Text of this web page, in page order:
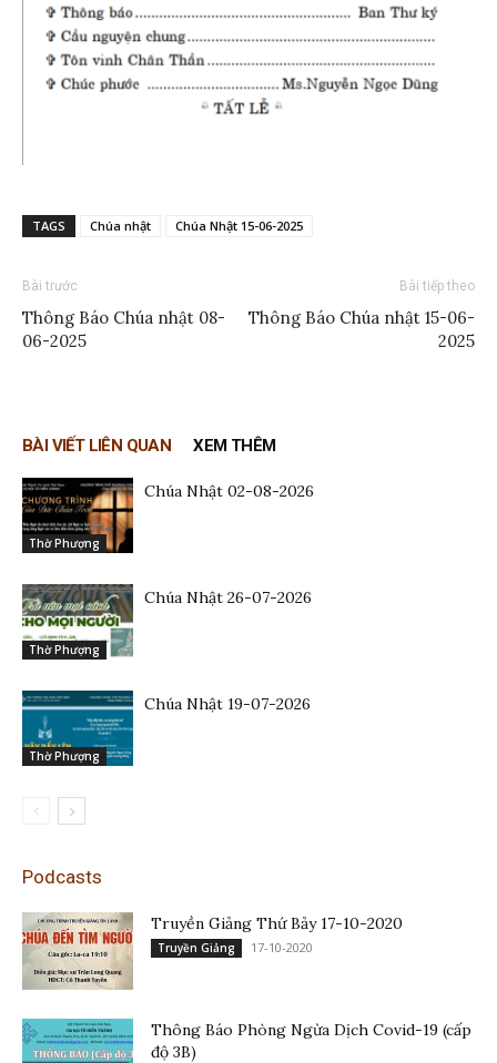
TAGS Chúa nhật Chúa Nhật 15-06-2025
Bài trước
Thông Báo Chúa nhật 08-
06-2025
Bài tiếp theo
Thông Báo Chúa nhật 15-06-
2025
BÀI VIẾT LIÊN QUAN XEM THÊM
Thờ Phượng
Chúa Nhật 02-08-2026
Thờ Phượng
Chúa Nhật 26-07-2026
Thờ Phượng
Chúa Nhật 19-07-2026
Podcasts
Truyền Giảng Thứ Bảy 17-10-2020
Truyền Giảng 17-10-2020
Thông Báo Phòng Ngừa Dịch Covid-19 (cấp
độ 3B)